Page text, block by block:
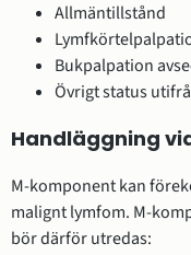
Allmäntillstånd
Bukpalpation
Övrigt status
Handläggning
M-komponent kan
malignt lymfom. M-
bör därför utredas: